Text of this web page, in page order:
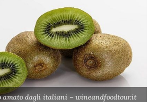
amato dagli italiani – wineandfoodtour.it